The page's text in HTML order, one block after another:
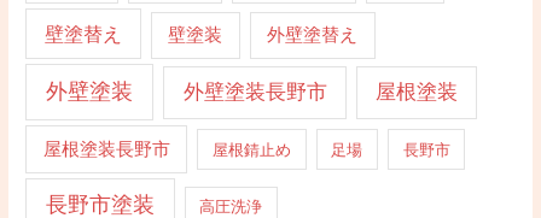
壁塗替え 壁塗装 外壁塗替え
外壁塗装 外壁塗装長野市 屋根塗装
屋根塗装長野市 屋根錆止め 足場 長野市
長野市塗装 高圧洗浄